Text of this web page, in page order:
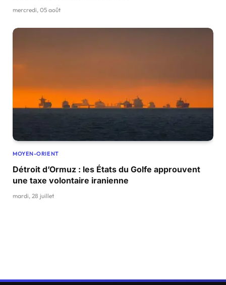
mercredi, 05 août
MOYEN-ORIENT
Détroit d’Ormuz : les États du Golfe approuvent
une taxe volontaire iranienne
mardi, 28 juillet